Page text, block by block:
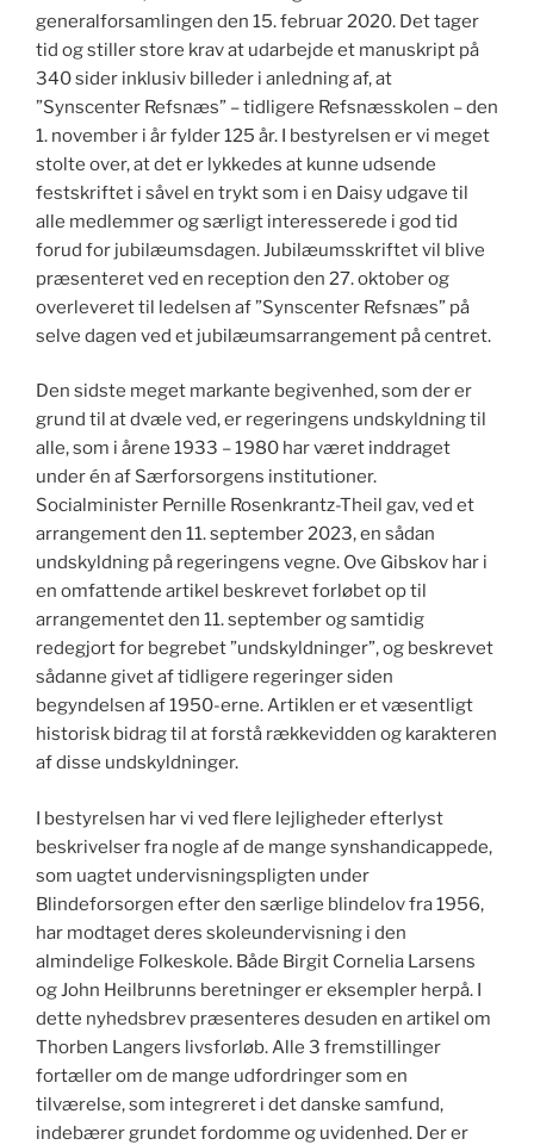
generalforsamlingen den 15. februar 2020. Det tager
tid og stiller store krav at udarbejde et manuskript på
340 sider inklusiv billeder i anledning af, at
”Synscenter Refsnæs” – tidligere Refsnæsskolen – den
1. november i år fylder 125 år. I bestyrelsen er vi meget
stolte over, at det er lykkedes at kunne udsende
festskriftet i såvel en trykt som i en Daisy udgave til
alle medlemmer og særligt interesserede i god tid
forud for jubilæumsdagen. Jubilæumsskriftet vil blive
præsenteret ved en reception den 27. oktober og
overleveret til ledelsen af ”Synscenter Refsnæs” på
selve dagen ved et jubilæumsarrangement på centret.
Den sidste meget markante begivenhed, som der er
grund til at dvæle ved, er regeringens undskyldning til
alle, som i årene 1933 – 1980 har været inddraget
under én af Særforsorgens institutioner.
Socialminister Pernille Rosenkrantz-Theil gav, ved et
arrangement den 11. september 2023, en sådan
undskyldning på regeringens vegne. Ove Gibskov har i
en omfattende artikel beskrevet forløbet op til
arrangementet den 11. september og samtidig
redegjort for begrebet ”undskyldninger”, og beskrevet
sådanne givet af tidligere regeringer siden
begyndelsen af 1950-erne. Artiklen er et væsentligt
historisk bidrag til at forstå rækkevidden og karakteren
af disse undskyldninger.
I bestyrelsen har vi ved flere lejligheder efterlyst
beskrivelser fra nogle af de mange synshandicappede,
som uagtet undervisningspligten under
Blindeforsorgen efter den særlige blindelov fra 1956,
har modtaget deres skoleundervisning i den
almindelige Folkeskole. Både Birgit Cornelia Larsens
og John Heilbrunns beretninger er eksempler herpå. I
dette nyhedsbrev præsenteres desuden en artikel om
Thorben Langers livsforløb. Alle 3 fremstillinger
fortæller om de mange udfordringer som en
tilværelse, som integreret i det danske samfund,
indebærer grundet fordomme og uvidenhed. Der er